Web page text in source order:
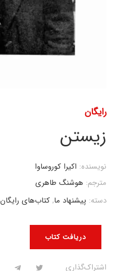
رایگان
زیستن
دریافت کتاب
نویسنده: اکیرا کوروساوا
مترجم: هوشنگ طاهری
دسته: پیشنهاد ما, کتاب‌های رایگان
اشتراک‌گذاری